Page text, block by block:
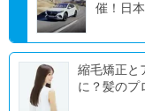
催！日
縮毛矯正と
に？髪のプ